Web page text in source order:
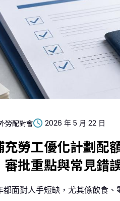
勞配對會 2026 年 5 月 22 日
勞工優化計劃配
審批重點與常見錯
面對人手短缺，尤其係飲食、